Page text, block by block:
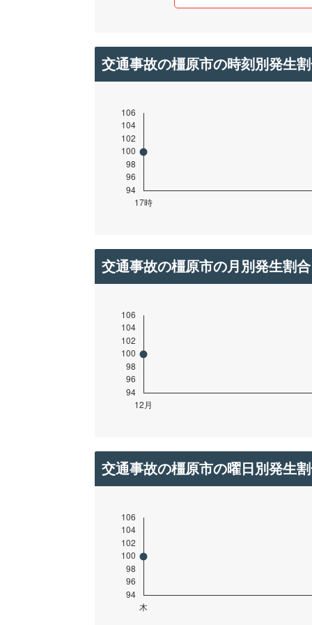
交通事故の橿原市の時刻別発生
交通事故の橿原市の月別発生割合
交通事故の橿原市の曜日別発生